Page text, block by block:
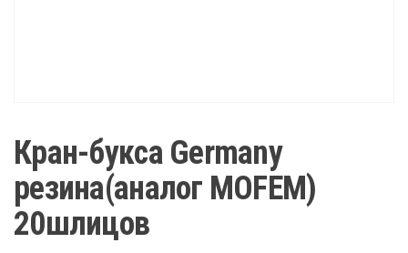
Кран-букса Germany
резина(аналог MOFEM)
20шлицов